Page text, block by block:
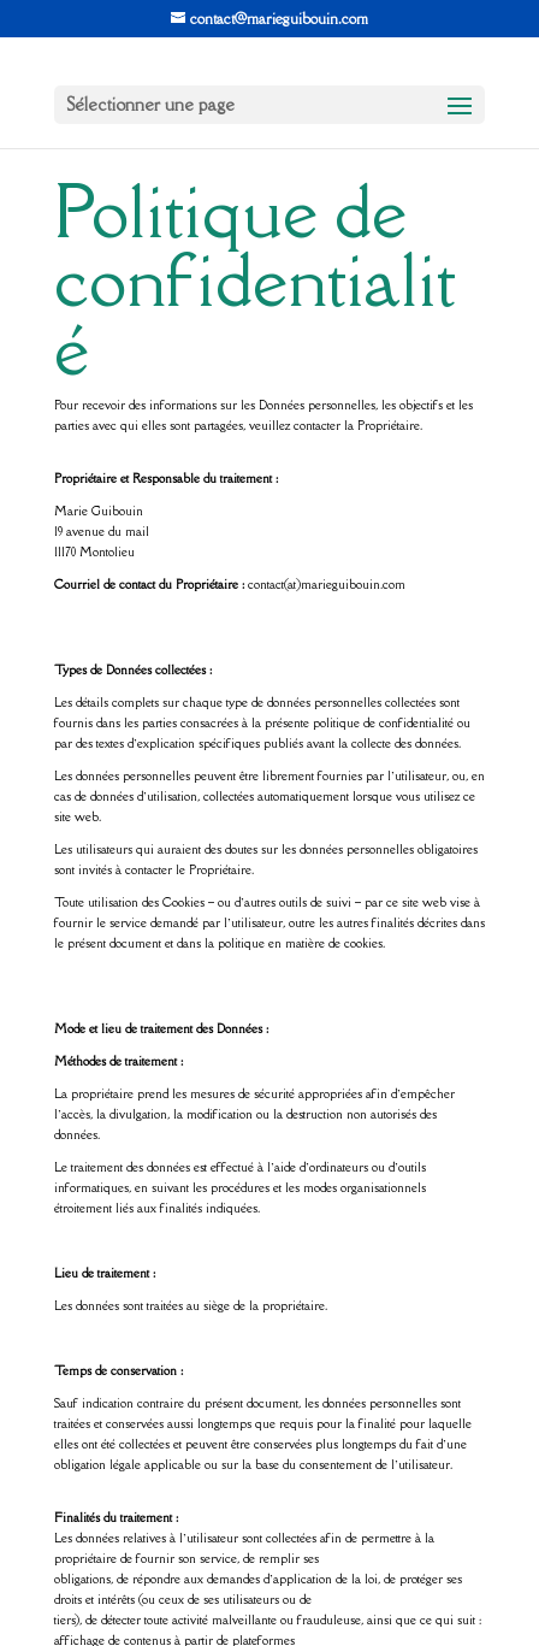
contact@marieguibouin.com
Sélectionner une page
Politique de
confidentialit
é
Pour recevoir des informations sur les Données personnelles, les objectifs et les
parties avec qui elles sont partagées, veuillez contacter la Propriétaire.
Propriétaire et Responsable du traitement :
Marie Guibouin
19 avenue du mail
11170 Montolieu
Courriel de contact du Propriétaire :contact(at)marieguibouin.com
Types de Données collectées :
Les détails complets sur chaque type de données personnelles collectées sont
fournis dans les parties consacrées à la présente politique de confidentialité ou
par des textes d’explication spécifiques publiés avant la collecte des données.
Les données personnelles peuvent être librement fournies par l’utilisateur, ou, en
cas de données d’utilisation, collectées automatiquement lorsque vous utilisez ce
site web.
Les utilisateurs qui auraient des doutes sur les données personnelles obligatoires
sont invités à contacter le Propriétaire.
Toute utilisation des Cookies – ou d’autres outils de suivi – par ce site web vise à
fournir le service demandé par l’utilisateur, outre les autres finalités décrites dans
le présent document et dans la politique en matière de cookies.
Mode et lieu de traitement des Données :
Méthodes de traitement :
La propriétaire prend les mesures de sécurité appropriées afin d’empêcher
l’accès, la divulgation, la modification ou la destruction non autorisés des
données.
Le traitement des données est effectué à l’aide d’ordinateurs ou d’outils
informatiques, en suivant les procédures et les modes organisationnels
étroitement liés aux finalités indiquées.
Lieu de traitement :
Les données sont traitées au siège de la propriétaire.
Temps de conservation :
Sauf indication contraire du présent document, les données personnelles sont
traitées et conservées aussi longtemps que requis pour la finalité pour laquelle
elles ont été collectées et peuvent être conservées plus longtemps du fait d’une
obligation légale applicable ou sur la base du consentement de l’utilisateur.
Finalités du traitement :
Les données relatives à l’utilisateur sont collectées afin de permettre à la
propriétaire de fournir son service, de remplir ses
obligations, de répondre aux demandes d’application de la loi, de protéger ses
droits et intérêts (ou ceux de ses utilisateurs ou de
tiers), de détecter toute activité malveillante ou frauduleuse, ainsi que ce qui suit :
affichage de contenus à partir de plateformes